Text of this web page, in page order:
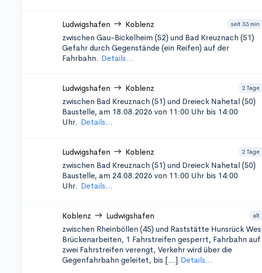
Ludwigshafen Koblenz seit 33 min
zwischen Gau-Bickelheim (52) und Bad Kreuznach (51)
Gefahr durch Gegenstände (ein Reifen) auf der
Fahrbahn. Details...
Ludwigshafen Koblenz 2 Tage
zwischen Bad Kreuznach (51) und Dreieck Nahetal (50)
Baustelle, am 18.08.2026 von 11:00 Uhr bis 14:00
Uhr. Details...
Ludwigshafen Koblenz 2 Tage
zwischen Bad Kreuznach (51) und Dreieck Nahetal (50)
Baustelle, am 24.08.2026 von 11:00 Uhr bis 14:00
Uhr. Details...
Koblenz Ludwigshafen alt
zwischen Rheinböllen (45) und Raststätte Hunsrück
Brückenarbeiten, 1 Fahrstreifen gesperrt, Fahrbahn auf
zwei Fahrstreifen verengt, Verkehr wird über die
Gegenfahrbahn geleitet, bis [...] Details...